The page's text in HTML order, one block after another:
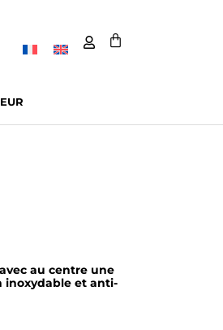
au centre une
inoxydable et anti-